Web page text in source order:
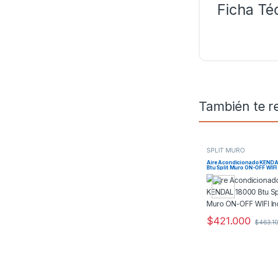
Ficha
También te
SPLIT MURO
Aire Acondicionado
Btu Split Muro ON-OFF
$421.000 $